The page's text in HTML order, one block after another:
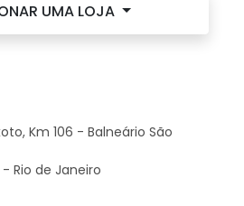
UMA LOJA
Km 106 - Balneário São
Rio de Janeiro